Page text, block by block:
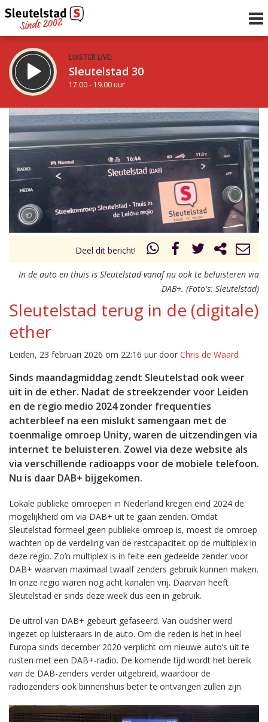
LUISTER LIVE:
Sleutelstad 30
17.00 - 19.00 uur
STRAKS:
De avond van Sleutelstad
19.00 - 0.00 uur
Vorig uur
uur 1 van 0 Volgend uur
Deel dit bericht!
In de auto en thuis is Sleutelstad vanaf nu ook te beluisteren via
DAB+. (Foto's: Sleutelstad)
Sleutelstad terug in de (digitale)
ether
Leiden, 23 februari 2026 om 22:16 uur door Chris de Waard
Sinds maandagmiddag zendt Sleutelstad ook weer
uit in de ether. Nadat de streekzender voor Leiden
en de regio medio 2024 zonder frequenties
achterbleef na een mislukt samengaan met de
toenmalige omroep Unity, waren de uitzendingen via
internet te beluisteren. Zowel via deze website als
via verschillende radioapps voor de mobiele telefoon.
Nu is daar DAB+ bijgekomen.
Lokale publieke omroepen in Nederland kregen eind 2024 de
mogelijkheid om via DAB+ uit te gaan zenden. Omdat
Sleutelstad formeel geen publieke omroep is, moest de omroep
wachten op de verdeling van de restcapaciteit op de multiplex in
deze regio. Zo’n multiplex is in feite een gedeelde zender voor
DAB+ waarvan maximaal twaalf zenders gebruik kunnen maken.
In onze regio waren nog acht kanalen vrij. Daarvan heeft
Sleutelstad er sinds deze week dus een in gebruik.
De uitrol van DAB+ gebeurt gefaseerd. Van oudsher werd
ingezet op luisteraars in de auto. Om die reden is het in heel
Europa sinds december 2020 verplicht om nieuwe auto’s uit te
rusten met een DAB+-radio. De komende tijd wordt het bereik
van de DAB-zenders verder uitgebreid, waardoor de
radiozenders ook binnenshuis beter te ontvangen zullen zijn.